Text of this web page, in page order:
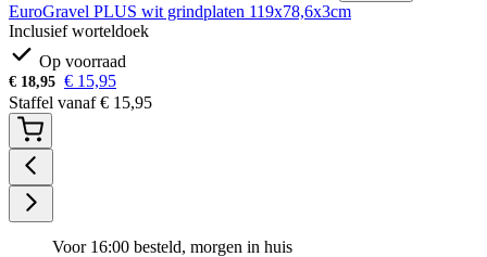
EuroGravel PLUS wit grindplaten 119x78,6x3cm
Inclusief worteldoek
Op voorraad
€ 18,95 € 15,95
Staffel vanaf€ 15,95
Voor 16:00 besteld, morgen in huis